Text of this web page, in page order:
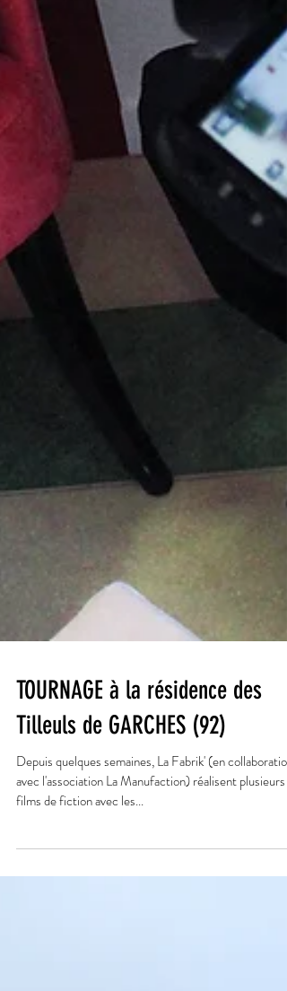
TOURNAGE à la résidence des
Tilleuls de GARCHES (92)
Depuis quelques semaines, La Fabrik' (en collaboration
films de fiction avec les...